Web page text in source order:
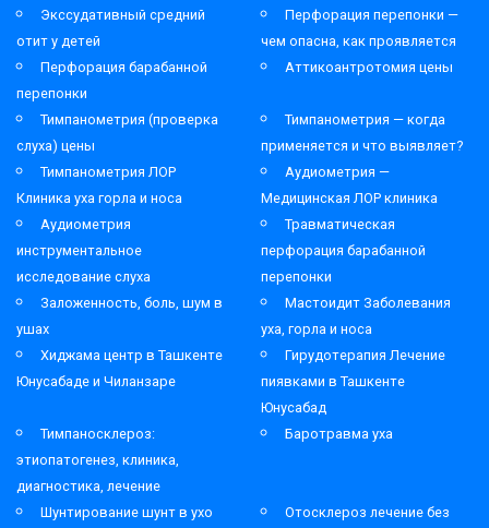
Экссудативный средний
отит у детей
Перфорация перепонки —
чем опасна, как проявляется
Перфорация барабанной
перепонки
Аттикоантротомия цены
Тимпанометрия (проверка
слуха) цены
Тимпанометрия — когда
применяется и что выявляет?
Тимпанометрия ЛОР
Клиника уха горла и носа
Аудиометрия —
Медицинская ЛОР клиника
Аудиометрия
инструментальное
исследование слуха
Травматическая
перфорация барабанной
перепонки
Заложенность, боль, шум в
ушах
Мастоидит Заболевания
уха, горла и носа
Хиджама центр в Ташкенте
Юнусабаде и Чиланзаре
Гирудотерапия Лечение
пиявками в Ташкенте
Юнусабад
Тимпаносклероз:
этиопатогенез, клиника,
диагностика, лечение
Баротравма уха
Шунтирование шунт в ухо
Отосклероз лечение без